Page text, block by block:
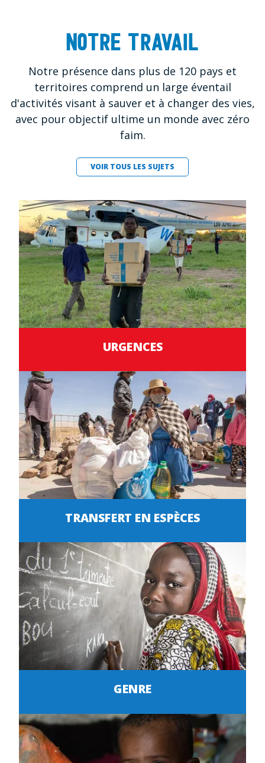
Notre travail
Notre présence dans plus de 120 pays et
territoires comprend un large éventail
d'activités visant à sauver et à changer des vies,
avec pour objectif ultime un monde avec zéro
faim.
VOIR TOUS LES SUJETS
URGENCES
TRANSFERT EN ESPÈCES
GENRE